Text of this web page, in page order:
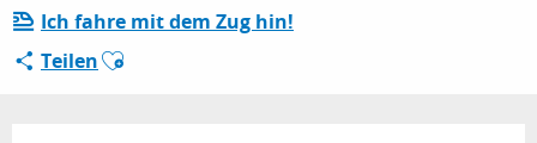
AUFENTHALT
Ich fahre mit dem Zug hin!
TeilenAjouter aux favoris